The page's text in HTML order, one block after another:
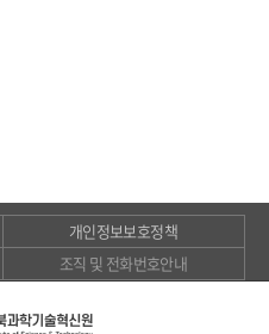
개인정보보호정책
조직 및 전화번호안내